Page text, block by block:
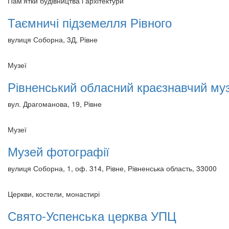
Таємничі підземелля Рівного
вулиця Соборна, 3Д, Рівне
Музеї
Рівненський обласний краєзнавчий
вул. Драгоманова, 19, Рівне
Музеї
Музей фотографії
вулиця Соборна, 1, оф. 314, Рівне, Рівненська область, 33000
Церкви, костели, монастирі
Свято-Успенська церква УПЦ